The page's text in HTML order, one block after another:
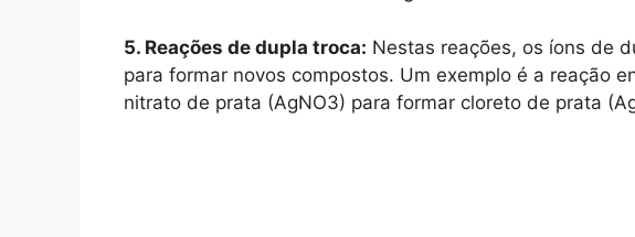
5. Reações de dupla troca: Nestas reações, os íons de
para formar novos compostos. Um exemplo é a reação
nitrato de prata (AgNO3) para formar cloreto de prata